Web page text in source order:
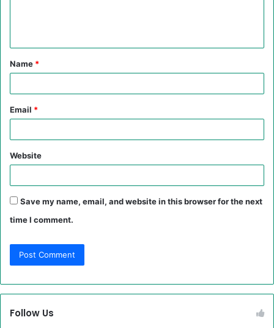
t
*
Name *
Email *
Website
Save my name, email, and website in this browser for the next
time I comment.
Follow Us